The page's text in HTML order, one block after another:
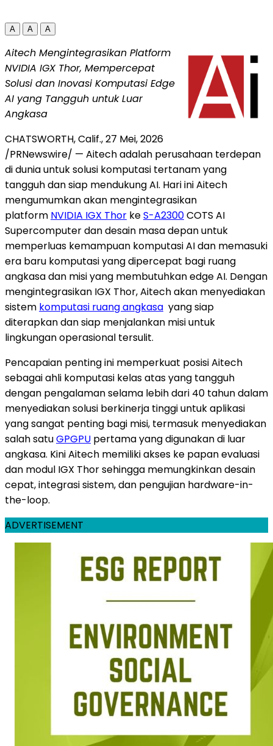
A A A
Aitech Mengintegrasikan Platform
NVIDIA IGX Thor, Mempercepat
Solusi dan Inovasi Komputasi Edge
AI yang Tangguh untuk Luar
Angkasa
CHATSWORTH, Calif.,27 Mei, 2026
/PRNewswire/ — Aitech adalah perusahaan terdepan
di dunia untuk solusi komputasi tertanam yang
tangguh dan siap mendukung AI. Hari ini Aitech
mengumumkan akan mengintegrasikan
platform NVIDIA IGX Thor keS-A2300COTS AI
Supercomputer dan desain masa depan untuk
memperluas kemampuan komputasi AI dan memasuki
era baru komputasi yang dipercepat bagi ruang
angkasa dan misi yang membutuhkan edge AI. Dengan
mengintegrasikan IGX Thor, Aitech akan menyediakan
sistem komputasi ruang angkasa yang siap
diterapkan dan siap menjalankan misi untuk
lingkungan operasional tersulit.
Pencapaian penting ini memperkuat posisi Aitech
sebagai ahli komputasi kelas atas yang tangguh
dengan pengalaman selama lebih dari 40 tahun dalam
menyediakan solusi berkinerja tinggi untuk aplikasi
yang sangat penting bagi misi, termasuk menyediakan
salah satuGPGPU pertama yang digunakan di luar
angkasa. Kini Aitech memiliki akses ke papan evaluasi
dan modul IGX Thor sehingga memungkinkan desain
cepat, integrasi sistem, dan pengujian hardware-in-
the-loop.
ADVERTISEMENT